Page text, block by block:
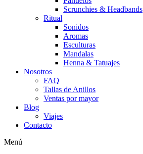
Scrunchies & Headbands
Ritual
Sonidos
Aromas
Esculturas
Mandalas
Henna & Tatuajes
Nosotros
FAQ
Tallas de Anillos
Ventas por mayor
Blog
Viajes
Contacto
Menú